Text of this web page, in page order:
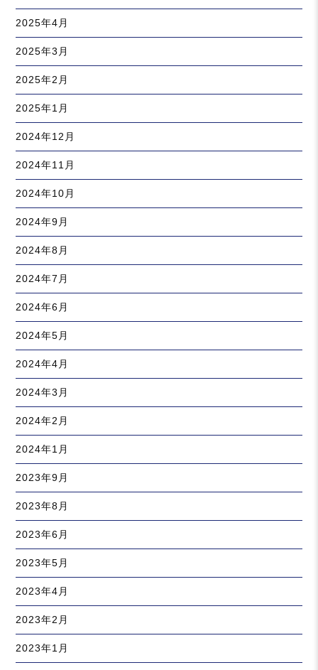
2025年4月
2025年3月
2025年2月
2025年1月
2024年12月
2024年11月
2024年10月
2024年9月
2024年8月
2024年7月
2024年6月
2024年5月
2024年4月
2024年3月
2024年2月
2024年1月
2023年9月
2023年8月
2023年6月
2023年5月
2023年4月
2023年2月
2023年1月